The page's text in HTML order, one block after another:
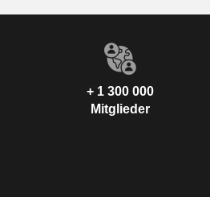
+ 1 300 000
Mitglieder